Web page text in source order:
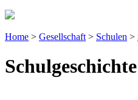
Home > Gesellschaft > Schulen >